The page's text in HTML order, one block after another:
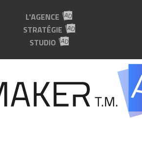
L'AGENCE
STRATÉGIE
STUDIO